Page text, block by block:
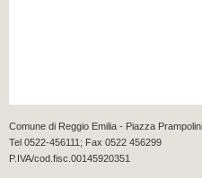
Comune di Reggio Emilia - Piazza
Tel 0522-456111; Fax 0522 456299
P.IVA/cod.fisc.00145920351